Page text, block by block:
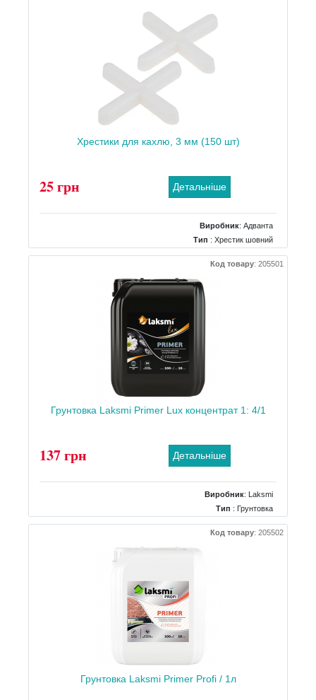
Хрестики для кахлю, 3 мм (150 шт)
25 грн Детальніше
Виробник: Адванта
Тип : Хрестик шовний
Код товару: 205501
Грунтовка Laksmi Primer Lux концентрат 1: 4/1
137 грн Детальніше
Виробник: Laksmi
Тип : Грунтовка
Об`єм/Вага: 1 л
Код товару: 205502
Грунтовка Laksmi Primer Profi / 1л